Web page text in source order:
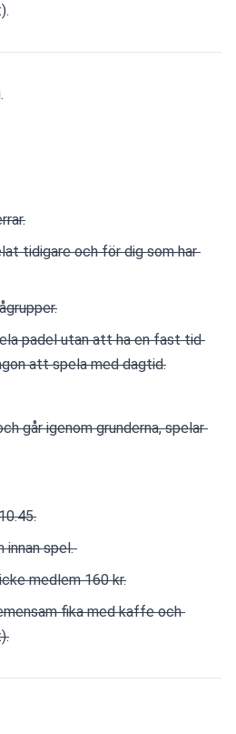
tidigare och för dig som har
padel utan att ha en fast tid
att spela med dagtid.
går igenom grunderna, spelar
innan spel.
medlem 160 kr.
fika med kaffe och